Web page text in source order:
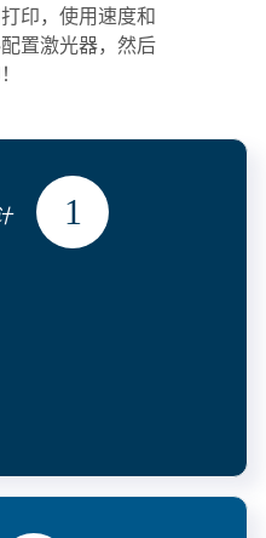
印，使用速度和
置激光器，然后